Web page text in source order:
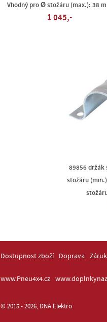
Vhodný pro Ø stožáru (max.): 38
1 045,-
89856 držák
stožáru
Dostupnost zboží Doprava
www.Pneu4x4.cz
© 2015 - 2026, DNA Elektro